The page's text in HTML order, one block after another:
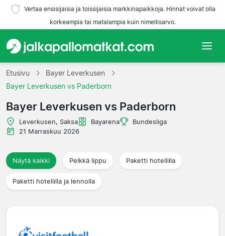
Vertaa ensisijaisia ja toissijaisia markkinapaikkoja. Hinnat voivat olla
korkeampia tai matalampia kuin nimellisarvo.
Etusivu
Liigat
Etusivu
Bayer Leverkusen
Bayer Leverkusen vs Paderborn
Bayer Leverkusen vs Paderborn
Leverkusen, Saksa Bayarena
Bundesliga
21 Marraskuu 2026
Näytä kaikki Pelkkä lippu Paketti hotellilla
Paketti hotellilla ja lennolla